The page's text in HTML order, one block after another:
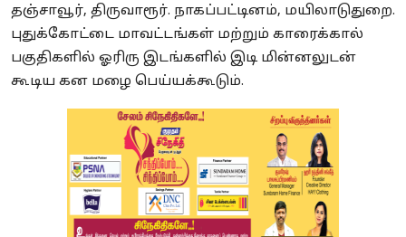
தஞ்சாவூர், திருவாரூர். நாகப்பட்டினம், மயிலாடுதுறை.
புதுக்கோட்டை மாவட்டங்கள் மற்றும் காரைக்கால்
பகுதிகளில் ஓரிரு இடங்களில் இடி மின்னலுடன்
கூடிய கன மழை பெய்யக்கூடும்.